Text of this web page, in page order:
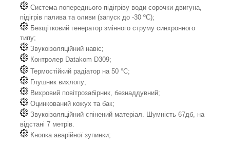
Система попереднього підігріву води сорочки двигуна,
підігрів палива та оливи (запуск до -30 ºС);
Безщітковий генератор змінного струму синхронного
типу;
Звукоізоляційний навіс;
Контролер Datakom D309;
Термостійкий радіатор на 50 °C;
Глушник вихлопу;
Вихровий повітрозабірник, безнаддувний;
Оцинкований кожух та бак;
Звукоізоляційний спінений матеріал. Шумність 67дб, на
відстані 7 метрів.
Кнопка аварійної зупинки;